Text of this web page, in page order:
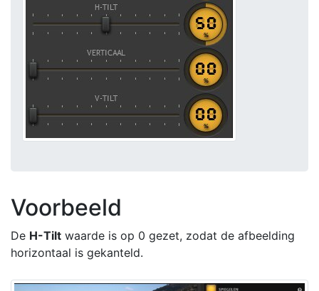
Voorbeeld
De H-Tilt waarde is op 0 gezet, zodat de afbeelding
horizontaal is gekanteld.